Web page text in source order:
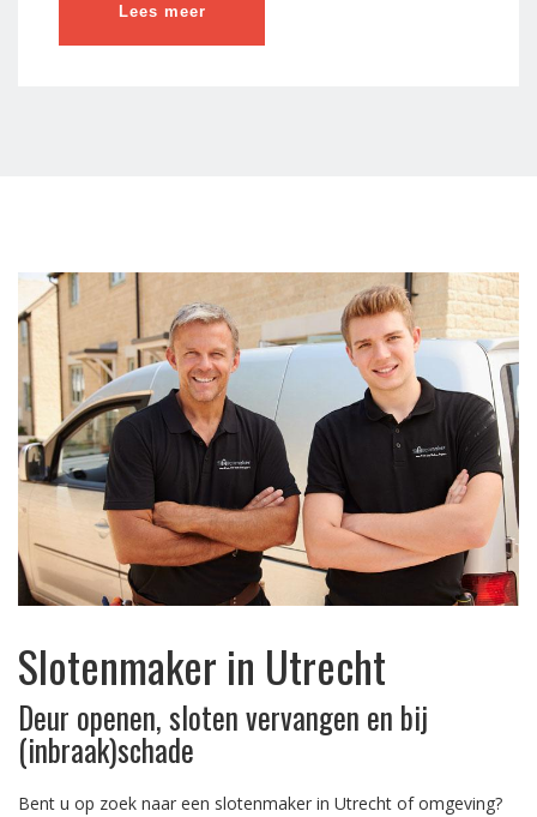
Lees meer
Slotenmaker in Utrecht
Deur openen, sloten vervangen en bij
(inbraak)schade
Bent u op zoek naar een slotenmaker in Utrecht of omgeving?